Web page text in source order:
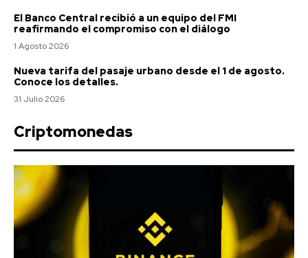
El Banco Central recibió a un equipo del FMI
reafirmando el compromiso con el diálogo
1 Agosto 2026
Nueva tarifa del pasaje urbano desde el 1 de agosto.
Conoce los detalles.
31 Julio 2026
Criptomonedas